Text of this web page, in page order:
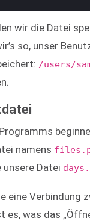
wir die Datei
so, unser
/users/
namens
unsere Datei
eine
es, was das